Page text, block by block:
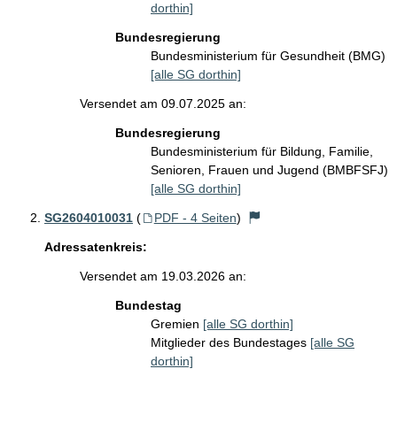
dorthin]
Bundesregierung
Bundesministerium für Gesundheit (BMG)
[alle SG dorthin]
Versendet am 09.07.2025 an:
Bundesregierung
Bundesministerium für Bildung, Familie,
Senioren, Frauen und Jugend (BMBFSFJ)
[alle SG dorthin]
SG2604010031 ( PDF - 4 Seiten)
Adressatenkreis:
Versendet am 19.03.2026 an:
Bundestag
Gremien [alle SG dorthin]
Mitglieder des Bundestages [alle SG
dorthin]